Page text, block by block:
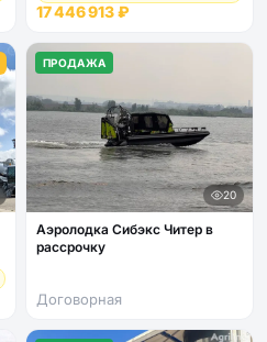
17 446 913 ₽
ПРОДАЖА
20
Аэролодка Сибэкс Читер в
рассрочку
Договорная